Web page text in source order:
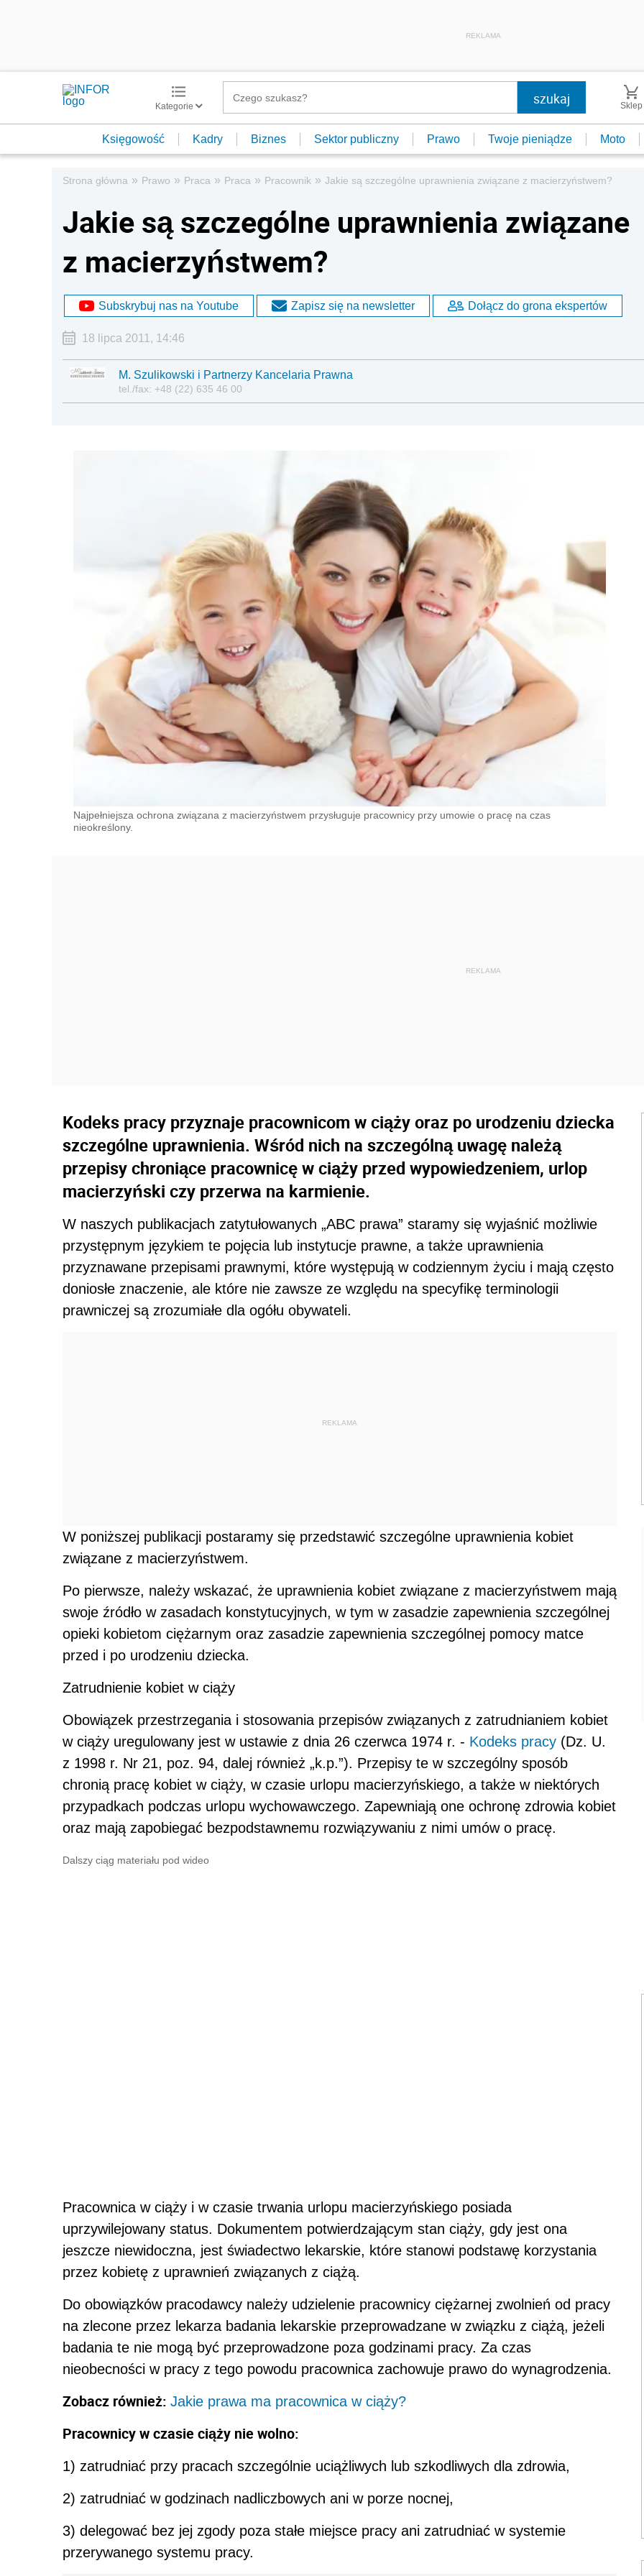
REKLAMA
Kategorie Sklep
Księgowość Kadry Biznes Sektor publiczny Prawo Twoje pieniądze Moto
Strona główna » Prawo » Praca » Praca » Pracownik » Jakie są szczególne uprawnienia związane z macierzyństwem?
Jakie są szczególne uprawnienia związane
z macierzyństwem?
Subskrybuj nas na Youtube Zapisz się na newsletter Dołącz do grona ekspertów
18 lipca 2011, 14:46
M. Szulikowski i Partnerzy Kancelaria Prawna
tel./fax: +48 (22) 635 46 00
Najpełniejsza ochrona związana z macierzyństwem przysługuje pracownicy przy umowie o pracę na czas
nieokreślony.
Kodeks pracy przyznaje pracownicom w ciąży oraz po urodzeniu dziecka
szczególne uprawnienia. Wśród nich na szczególną uwagę należą
przepisy chroniące pracownicę w ciąży przed wypowiedzeniem, urlop
macierzyński czy przerwa na karmienie.
W naszych publikacjach zatytułowanych „ABC prawa” staramy się wyjaśnić możliwie
przystępnym językiem te pojęcia lub instytucje prawne, a także uprawnienia
przyznawane przepisami prawnymi, które występują w codziennym życiu i mają często
doniosłe znaczenie, ale które nie zawsze ze względu na specyfikę terminologii
prawniczej są zrozumiałe dla ogółu obywateli.
REKLAMA
W poniższej publikacji postaramy się przedstawić szczególne uprawnienia kobiet
związane z macierzyństwem.
Po pierwsze, należy wskazać, że uprawnienia kobiet związane z macierzyństwem mają
swoje źródło w zasadach konstytucyjnych, w tym w zasadzie zapewnienia szczególnej
opieki kobietom ciężarnym oraz zasadzie zapewnienia szczególnej pomocy matce
przed i po urodzeniu dziecka.
Zatrudnienie kobiet w ciąży
Obowiązek przestrzegania i stosowania przepisów związanych z zatrudnianiem kobiet
w ciąży uregulowany jest w ustawie z dnia 26 czerwca 1974 r. - Kodeks pracy (Dz. U.
z 1998 r. Nr 21, poz. 94, dalej również „k.p.”). Przepisy te w szczególny sposób
chronią pracę kobiet w ciąży, w czasie urlopu macierzyńskiego, a także w niektórych
przypadkach podczas urlopu wychowawczego. Zapewniają one ochronę zdrowia kobiet
oraz mają zapobiegać bezpodstawnemu rozwiązywaniu z nimi umów o pracę.
Dalszy ciąg materiału pod wideo
Pracownica w ciąży i w czasie trwania urlopu macierzyńskiego posiada
uprzywilejowany status. Dokumentem potwierdzającym stan ciąży, gdy jest ona
jeszcze niewidoczna, jest świadectwo lekarskie, które stanowi podstawę korzystania
przez kobietę z uprawnień związanych z ciążą.
Do obowiązków pracodawcy należy udzielenie pracownicy ciężarnej zwolnień od pracy
na zlecone przez lekarza badania lekarskie przeprowadzane w związku z ciążą, jeżeli
badania te nie mogą być przeprowadzone poza godzinami pracy. Za czas
nieobecności w pracy z tego powodu pracownica zachowuje prawo do wynagrodzenia.
Zobacz również: Jakie prawa ma pracownica w ciąży?
Pracownicy w czasie ciąży nie wolno:
1) zatrudniać przy pracach szczególnie uciążliwych lub szkodliwych dla zdrowia,
2) zatrudniać w godzinach nadliczbowych ani w porze nocnej,
3) delegować bez jej zgody poza stałe miejsce pracy ani zatrudniać w systemie
przerywanego systemu pracy.